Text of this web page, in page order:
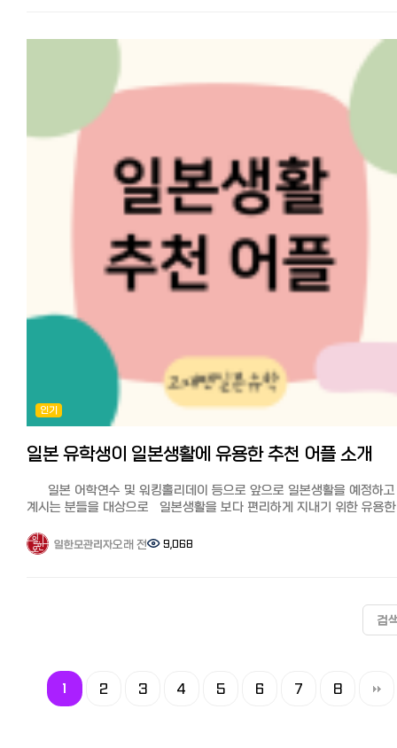
이자, 대출 한도, 추천 은행, 화재보험까지
https://korean.co.jp/life_realestate/7 [일본에서 집 구하기] 추천
부동산 사이트와 쉐어하우스, 한국부동산과 꿀팁까지
https://korean.co.jp/life_realestate/1 일본 취업, 구인/전직 사이
추천! 한국인 선배가 전수하는 꿀팁과 구직 시장
https://korean.co.jp/life3/29
자동으로 출금되는 오토데빗 기능을 제공합니다. 별도로 충전하거나
입금하는 절차 없이 앱에서 바로 송금액을 입력하면 끝입니다. 또한
비대면 간편 가입이 가능해서 은행 방문 없이 신분증과 얼굴 인증만으로
집에서 바로 가입할 수 있습니다. 가입 후 수취인 정보를 미리 등록해두
다음번 송금 시 클릭 몇 번으로 송금이 완료되어 더욱 편리한 장점이
있습니다. (*다만 일본에서는 코인샷 앱 다운로드가 제한될 수 있어, 일본
권장드립니다.) 일본으로의 송금은 수취 은행이나 지점에 제한이 없어
은행, 어떤 지점이든 자유롭게 보낼 수 있습니다. 영업일 기준 오후 5시
30분 이전에 송금한 건은 당일 착금이 가능해서 급하게 송금이 필요한
상황에서 유용합니다. 수수료와 한도 현금 픽업 센터에서 수령할 필요
없이 ‘나’의 일본 은행 계좌로 바로 받기가 가능하며, 국내 최저가 수준의
일본 송금 수수료를 지원하고 있습니다. 코인샷의 송금 수수료는 송금액
상관없이 건당 5,000원의 고정 수수료 외에는 추가 비용이 발생되지
않습니다. 정기적으로 일본에 계신 자녀분들께 생활비를 보내시는
송금 수수료 이벤트도 진행하니 자세한 내용은 앱 내 이벤트 공지를 확
보시기 바랍니다. 코인샷 공식 홈페이지 https://finshot.com/
【GME(글로벌머니익스프레스)】 한국에서 일본송금 추천
4사! 'GME(글로벌머니익스프레스)' 최근 핀테크 기술이 발전하면서
은행권을 통하는 것보다 더 싸고 빠른 해외송금 핀테크 기업들이 늘어나
있죠. 기존의 은행권이 사용하는 망은 네트워크 사용료와 송금, 수취
수수료가 발생하는데 핀테크 기업은 블록체인, 프리펀딩 등 다양한
합니다. 특징 GME(글로벌머니익스프레스)는 2016년 설립된 핀테크
13개 지점을 보유하고 있으며 200개국에 송금가능,
인터넷송금업체여서 은행 제한 없이 보낼 수 있는 점도 장점입니다.
이전까지 송금한 건은 당일까지 착금이 완료되고, 15시 이후에 송금한
명일 착금처리됩니다.
한도 카카오뱅크가 세계 총 22개국에 국내 최저 수수료로 알려져서 인
많은데, GME(글로벌머니익스프레스)의 경우, 송금액에 상관없이 일괄
5천원(일본에 있는 파트너사인 머니그램 지점에서 수령시. 은행계좌
중개수수료) 무료 이벤트 때는 사이트나 앱에서 보이는 실시간 환율이
적용된 금액이 그대로 착금되어 알기 쉽습니다. 한도는 건당 만달러, 연
10만달러까지로 법으로 정해져 있어서 모든 서비스가 동일합니다. 다만
송금을 하는 문화가 있습니다.(한일부부는 그것이 싸움의 원인이 되는
그래서 해외에 있으면서 정기적으로 송금하는 사람이 많습니다. 해외생
힘든데 효자효녀들인 것 같습니다^^
이번에는 일본에서 한국으로 추천 송금 비교 분석! 가장 저렴하고 편한
송금은? 수수료 할인 쿠폰 기사에서 'WISE(와이즈)'를 더 알고 싶다는
요청이 있어 자세히 소개합니다. 와이즈는 어떤 회사? 믿을 수 있을
Wise(와이즈, 구 트랜스퍼와이즈)는, 2011년 1월에 창업한 인터넷 송금
영국 런던에 본사가 있으며 뉴욕, 시드니, 싱가포르, 에스토니아 등 8곳에
사무소를 두고 있는 글로벌 송금 회사입니다. 기존 국제송금은 각
이용자 매칭을 통해 실제 환율을 적용하며 환율 수수료가 발생하지
온라인 송금 서비스이기 때문에 간편하고 무엇보다 수수료가 저렴한
가장 큰 장점으로 세계적으로 인기를 끌고 있습니다.
법무국에 자금 이동 업체로 등록되어 있으며, 전 세계적으로 이용자 수는
1000만 명 이상, 매월 송금 총액은 9000억엔을 넘습니다.
많은 교민들도 이용하고 있어 안전하며 안심할 수 있는 국제 송금
서비스입니다. 출처：「Wise (企業)」ウィキペディア（Wikipedia）
와이즈의 특징 많은 한국인들이 사용하며 추천 은행이나 송금회사가
독자적으로 적용하고 있는 환율이 아니라 실제 환율을 사용하기 때문에
수수료가 저렴하다. 수수료 무료쿠폰을 사용하면 첫회는 가장 이득 PC,
스마트폰으로 완결되며 간편하고 빠르다 한국뿐 아니라 전세계 80개국
이상 송금 가능 인기 송금업체 3사의 실제 송금액 비교
일반 은행보다 저렴해 일본인들이 한국 송금에서 자주 사용하는 것으로
비교해 보았습니다. 시뮬레이션 결과↓↓↓ 100,000엔 송금 시 적용
환율과 수수료 포함 실제 한국 현지에서 받는 금액 시뮬레이션 결과입니
WISE(와이즈): 수수료 163엔(쿠폰 사용 할인)이 차감되어 약 953,401원
쿠폰을 사용하면 송금액이 500GBP(영국 파운드 약 80,000엔)까지
수수료가 무료이기 때문에 어느 송금업체보다 가장 유리하게 송금할 수
인기
일본 유학생이 일본생활에 유용한 추천 어플 소개
일본 어학연수 및 워킹홀리데이 등으로 앞으로 일본생활을 예정하고
계시는 분들을 대상으로 일본생활을 보다 편리하게 지내기 위한 유용한
여기서는 대표적인 일부를 소개하겠습니다. 1. 커뮤니케이션 LINE
한국의 카카오톡처럼 일본에서는 라인을 이용합니다. 특히 일본에서는
지하철, JR 등 열차 환승 정보를 검색할 수 있습니다. 3. 음식점
우버이츠는 많은 분들이 아시겠지만, 데마에칸은 일본 최대 배달 서비스
유명합니다. 5. 생활용품 돈키호테 식료품부터가전, 일용잡화, 의류,
명품, 과자, 술,화장품등풍부한장르의상품을 판매합니다. 무인양품
일한모관리자오래 전 9,068
검
1 2 3 4 5 6 7 8